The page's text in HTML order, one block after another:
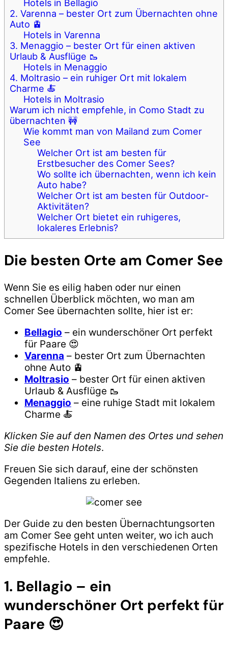
Hotels in Bellagio
2. Varenna – bester Ort zum Übernachten ohne
Auto 🚊
Hotels in Varenna
3. Menaggio – bester Ort für einen aktiven
Urlaub & Ausflüge 🥾
Hotels in Menaggio
4. Moltrasio – ein ruhiger Ort mit lokalem
Charme 🍝
Hotels in Moltrasio
Warum ich nicht empfehle, in Como Stadt zu
übernachten 🚧
Wie kommt man von Mailand zum Comer
See
Welcher Ort ist am besten für
Erstbesucher des Comer Sees?
Wo sollte ich übernachten, wenn ich kein
Auto habe?
Welcher Ort ist am besten für Outdoor-
Aktivitäten?
Welcher Ort bietet ein ruhigeres,
lokaleres Erlebnis?
Die besten Orte am Comer See
Wenn Sie es eilig haben oder nur einen
schnellen Überblick möchten, wo man am
Comer See übernachten sollte, hier ist er:
Bellagio – ein wunderschöner Ort perfekt
für Paare 😍
Varenna – bester Ort zum Übernachten
ohne Auto 🚊
Moltrasio – bester Ort für einen aktiven
Urlaub & Ausflüge 🥾
Menaggio – eine ruhige Stadt mit lokalem
Charme 🍝
Klicken Sie auf den Namen des Ortes und sehen
Sie die besten Hotels.
Freuen Sie sich darauf, eine der schönsten
Gegenden Italiens zu erleben.
Der Guide zu den besten Übernachtungsorten
am Comer See geht unten weiter, wo ich auch
spezifische Hotels in den verschiedenen Orten
empfehle.
1. Bellagio – ein
wunderschöner Ort perfekt für
Paare 😍